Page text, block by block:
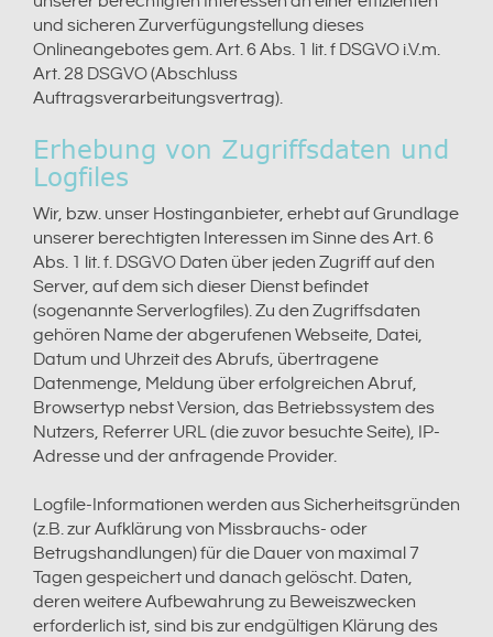
und sicheren Zurverfügungstellung dieses
Onlineangebotes gem. Art. 6 Abs. 1 lit. f DSGVO i.V.m.
Art. 28 DSGVO (Abschluss
Auftragsverarbeitungsvertrag).
Erhebung von Zugriffsdaten und
Logfiles
Wir, bzw. unser Hostinganbieter, erhebt auf Grundlage
unserer berechtigten Interessen im Sinne des Art. 6
Abs. 1 lit. f. DSGVO Daten über jeden Zugriff auf den
Server, auf dem sich dieser Dienst befindet
(sogenannte Serverlogfiles). Zu den Zugriffsdaten
gehören Name der abgerufenen Webseite, Datei,
Datum und Uhrzeit des Abrufs, übertragene
Datenmenge, Meldung über erfolgreichen Abruf,
Browsertyp nebst Version, das Betriebssystem des
Nutzers, Referrer URL (die zuvor besuchte Seite), IP-
Adresse und der anfragende Provider.
Logfile-Informationen werden aus Sicherheitsgründen
(z.B. zur Aufklärung von Missbrauchs- oder
Betrugshandlungen) für die Dauer von maximal 7
Tagen gespeichert und danach gelöscht. Daten,
deren weitere Aufbewahrung zu Beweiszwecken
erforderlich ist, sind bis zur endgültigen Klärung des